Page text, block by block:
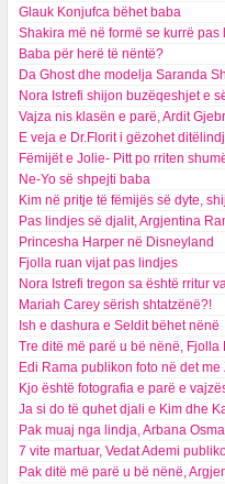
Glauk Konjufca bëhet baba
Shakira më në formë se kurrë
Baba për herë të nëntë?
Da Ghost dhe modelja Saranda
Nora Istrefi shijon buzëqeshjet e
Vajza nis klasën e parë, Ardit
E veja e Dr.Florit i gëzohet
Fëmijët e Jolie- Pitt po rriten
Ne-Yo së shpejti baba
Kim në pritje të fëmijës së dyte,
Pas lindjes së djalit, Argjentina
Princesha Harper në Disneyland
Fjolla ruan vijat pas lindjes
Nora Istrefi tregon sa është rritur
Mariah Carey sërish shtatzënë?!
Ish e dashura e Seldit bëhet nënë
Tre ditë më parë u bë nënë,
Edi Rama publikon foto në det me
Kjo është fotografia e parë e
Ja si do të quhet djali e Kim dhe
Pak muaj nga lindja, Arbana
7 vite martuar, Vedat Ademi
Pak ditë më parë u bë nënë,